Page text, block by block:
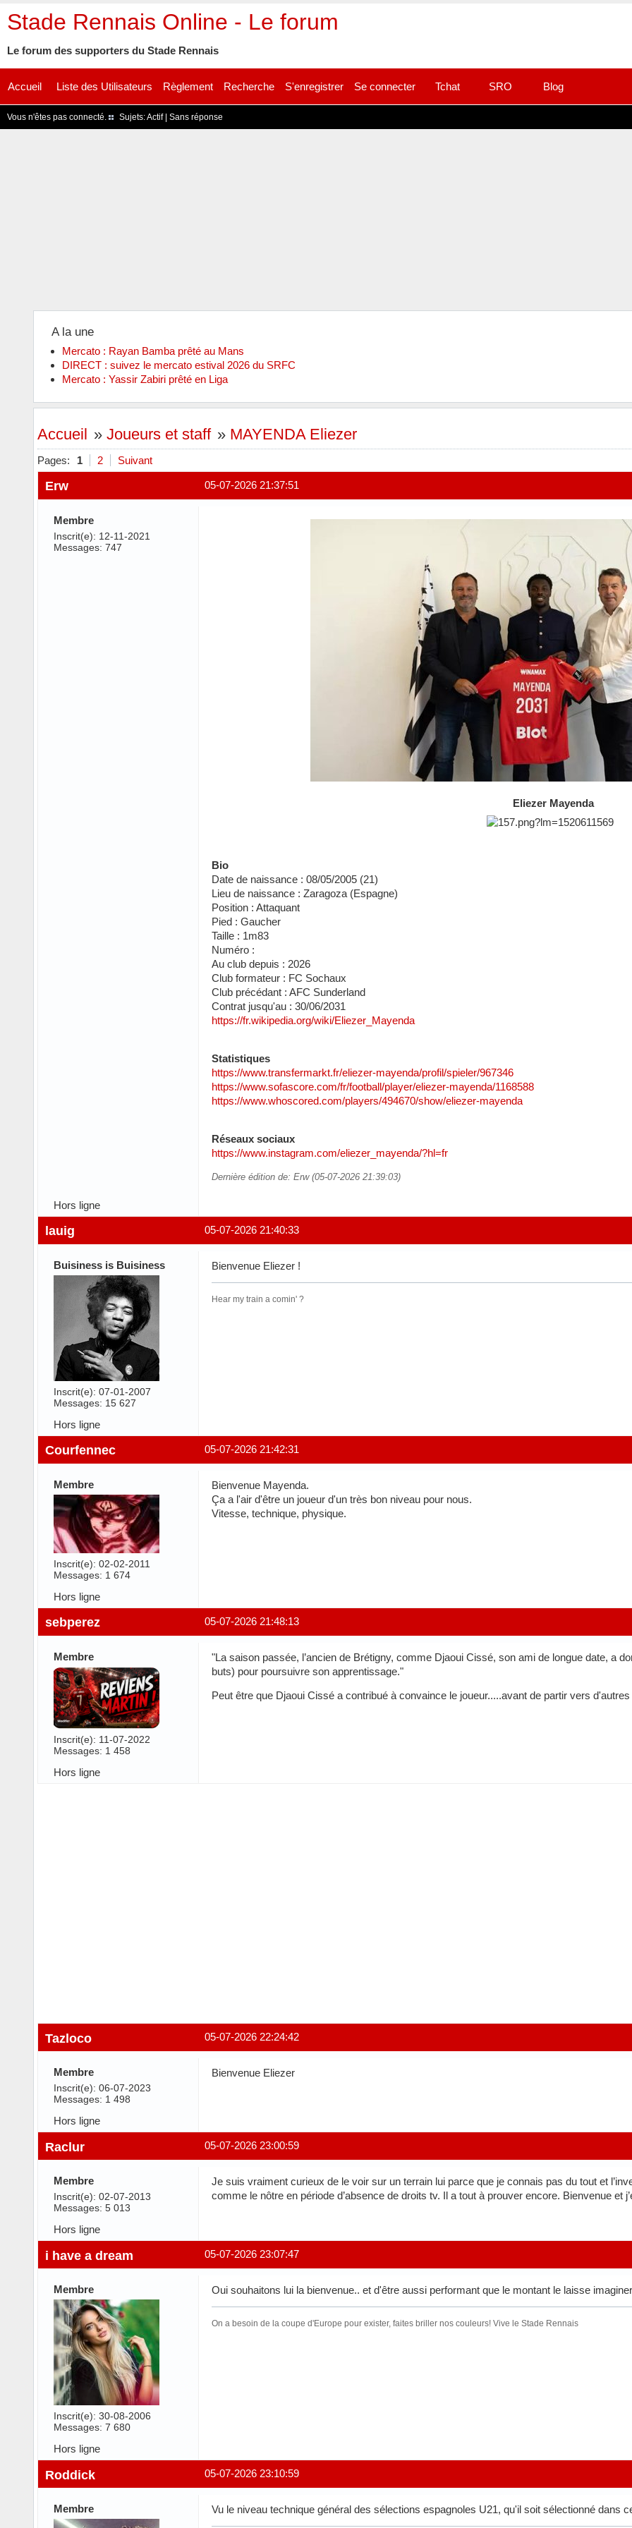
Stade Rennais Online - Le forum
Le forum des supporters du Stade Rennais
Accueil Liste des Utilisateurs Règlement Recherche S'enregistrer Se connecter Tchat SRO Blog
Vous n'êtes pas connecté. Sujets:Actif| Sans réponse
A la une
Mercato : Rayan Bamba prêté au Mans
DIRECT : suivez le mercato estival 2026 du SRFC
Mercato : Yassir Zabiri prêté en Liga
Accueil » Joueurs et staff » MAYENDA Eliezer
Pages: 1 2 Suivant
05-07-2026 21:37:51
Erw
Membre
Inscrit(e): 12-11-2021
Messages: 747
Eliezer Mayenda
Bio
Date de naissance : 08/05/2005 (21)
Lieu de naissance : Zaragoza (Espagne)
Position : Attaquant
Pied : Gaucher
Taille : 1m83
Numéro :
Au club depuis : 2026
Club formateur : FC Sochaux
Club précédant : AFC Sunderland
Contrat jusqu'au : 30/06/2031
https://fr.wikipedia.org/wiki/Eliezer_Mayenda
Statistiques
https://www.transfermarkt.fr/eliezer-mayenda/profil/spieler/967346
https://www.sofascore.com/fr/football/player/eliezer-mayenda/1168588
https://www.whoscored.com/players/494670/show/eliezer-mayenda
Réseaux sociaux
https://www.instagram.com/eliezer_mayenda/?hl=fr
Dernière édition de: Erw (05-07-2026 21:39:03)
Hors ligne
05-07-2026 21:40:33
lauig
Buisiness is Buisiness
Inscrit(e): 07-01-2007
Messages: 15 627
Bienvenue Eliezer !
Hear my train a comin' ?
Hors ligne
05-07-2026 21:42:31
Courfennec
Membre
Inscrit(e): 02-02-2011
Messages: 1 674
Bienvenue Mayenda.
Ça a l'air d'être un joueur d'un très bon niveau pour nous.
Vitesse, technique, physique.
Hors ligne
05-07-2026 21:48:13
sebperez
Membre
Inscrit(e): 11-07-2022
Messages: 1 458
"La saison passée, l’ancien de Brétigny, comme Djaoui Cissé, son ami de longue date, a
buts) pour poursuivre son apprentissage."
Peut être que Djaoui Cissé a contribué à convaince le joueur.....avant de partir vers
Hors ligne
05-07-2026 22:24:42
Tazloco
Membre
Inscrit(e): 06-07-2023
Messages: 1 498
Bienvenue Eliezer
Hors ligne
05-07-2026 23:00:59
Raclur
Membre
Inscrit(e): 02-07-2013
Messages: 5 013
Je suis vraiment curieux de le voir sur un terrain lui parce que je connais pas du tout et
comme le nôtre en période d’absence de droits tv. Il a tout à prouver encore. Bienvenue et
Hors ligne
05-07-2026 23:07:47
i have a dream
Membre
Inscrit(e): 30-08-2006
Messages: 7 680
Oui souhaitons lui la bienvenue.. et d'être aussi performant que le montant le laisse
On a besoin de la coupe d'Europe pour exister, faites briller nos couleurs! Vive le Stade Rennais
Hors ligne
05-07-2026 23:10:59
Roddick
Membre Vu le niveau technique général des sélections espagnoles U21, qu'il soit sélectionné dans